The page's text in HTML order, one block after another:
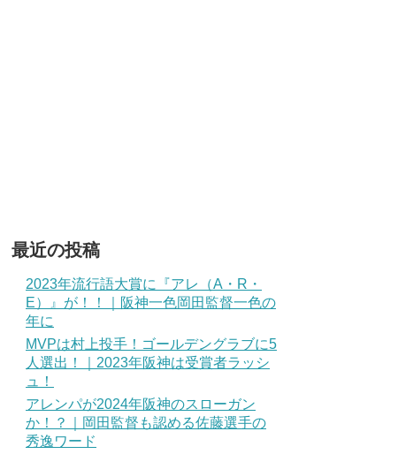
最近の投稿
2023年流行語大賞に『アレ（A・R・
E）』が！！｜阪神一色岡田監督一色の
年に
MVPは村上投手！ゴールデングラブに5
人選出！｜2023年阪神は受賞者ラッシ
ュ！
アレンパが2024年阪神のスローガン
か！？｜岡田監督も認める佐藤選手の
秀逸ワード